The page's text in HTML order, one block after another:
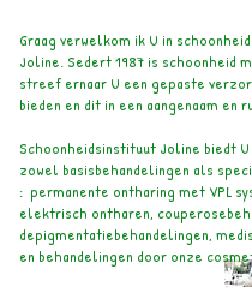
Graag verwelkom ik U in
Joline. Sedert 1987 is schoonheid
streef ernaar U een gepaste
bieden en dit in een aangenaam en
Schoonheidsinstituut Joline biedt U
zowel basisbehandelingen als
: permanente ontharing met VPL
elektrisch ontharen,
depigmentatiebehandelingen,
en behandelingen door onze